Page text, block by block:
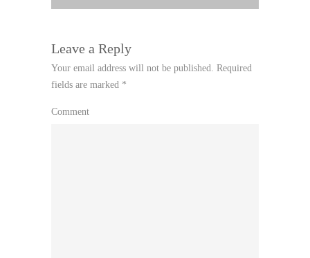
navigation
Leave a Reply
Your email address will not be published. Required
fields are marked *
Comment